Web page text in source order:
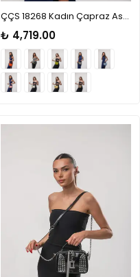
ÇÇS 18268 Kadın Çapraz Askılı El Çantası
₺ 4,719.00